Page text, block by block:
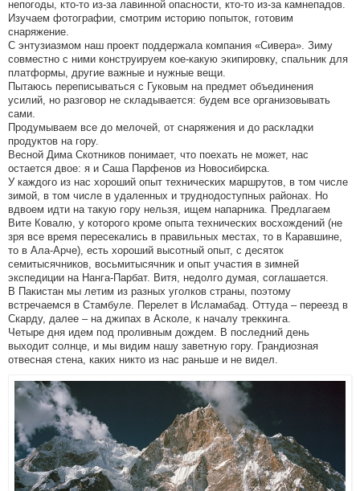
непогоды, кто-то из-за лавинной опасности, кто-то из-за камнепадов.
Изучаем фотографии, смотрим историю попыток, готовим
снаряжение.
С энтузиазмом наш проект поддержала компания «Сивера». Зиму
совместно с ними конструируем кое-какую экипировку, спальник для
платформы, другие важные и нужные вещи.
Пытаюсь переписываться с Гуковым на предмет объединения
усилий, но разговор не складывается: будем все организовывать
сами.
Продумываем все до мелочей, от снаряжения и до раскладки
продуктов на гору.
Весной Дима Скотников понимает, что поехать не может, нас
остается двое: я и Саша Парфенов из Новосибирска.
У каждого из нас хороший опыт технических маршрутов, в том числе
зимой, в том числе в удаленных и труднодоступных районах. Но
вдвоем идти на такую гору нельзя, ищем напарника. Предлагаем
Вите Ковалю, у которого кроме опыта технических восхождений (не
зря все время пересекались в правильных местах, то в Каравшине,
то в Ала-Арче), есть хороший высотный опыт, с десяток
семитысячников, восьмитысячник и опыт участия в зимней
экспедиции на Нанга-Парбат. Витя, недолго думая, соглашается.
В Пакистан мы летим из разных уголков страны, поэтому
встречаемся в Стамбуле. Перелет в Исламабад. Оттуда – переезд в
Скарду, далее – на джипах в Асколе, к началу треккинга.
Четыре дня идем под проливным дождем. В последний день
выходит солнце, и мы видим нашу заветную гору. Грандиозная
отвесная стена, каких никто из нас раньше и не видел.